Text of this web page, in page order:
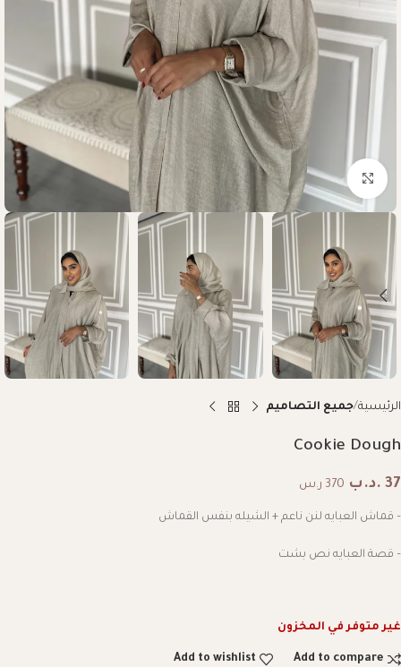
Click to enlarge
الرئيسية جميع التصاميم
Cookie Dough
37 .د.ب 370 ر.س
– قماش العبايه لنن ناعم + الشيله بنفس القماش
– قصة العبايه نص بشت
غير متوفر في المخزون
Add to compare
Add to wishlist